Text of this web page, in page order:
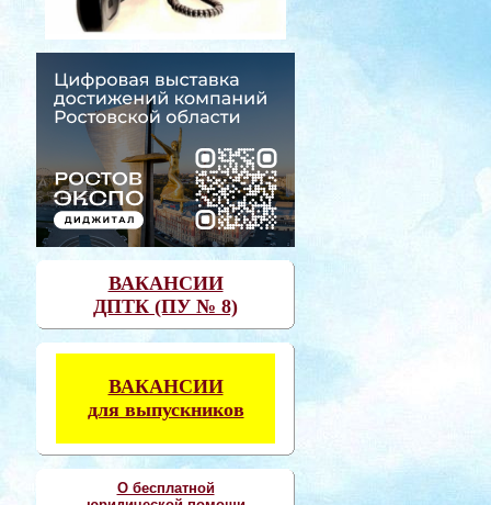
ВАКАНСИИ
ДПТК (ПУ № 8)
ВАКАНСИИ
для выпускников
О бесплатной